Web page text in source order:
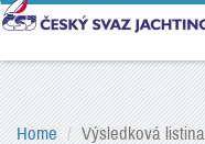
Home Výsledková listina